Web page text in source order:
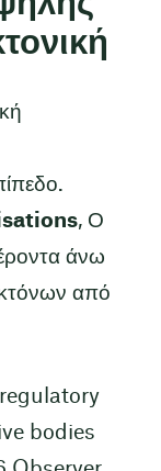
, Ο
άνω
από
bodies